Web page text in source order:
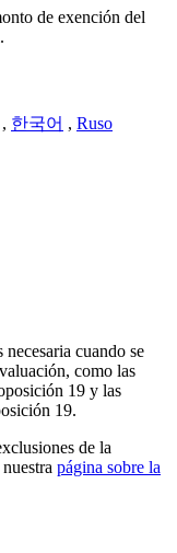
de exención del
, 한국어 , Ruso
cuando se
como las
19 y las
19.
de la
página sobre la